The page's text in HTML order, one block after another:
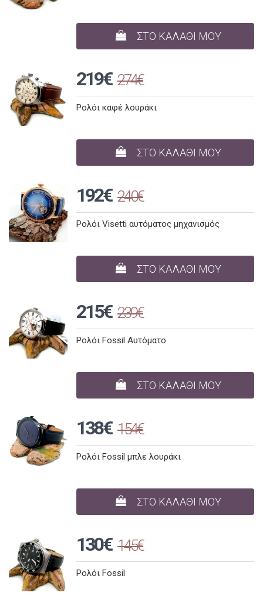
ΣΤΟ ΚΑΛΑΘΙ ΜΟΥ
219€ 274€
Ρολόι καφέ λουράκι
ΣΤΟ ΚΑΛΑΘΙ ΜΟΥ
192€ 240€
Ρολόι Visetti αυτόματος μηχανισμός
ΣΤΟ ΚΑΛΑΘΙ ΜΟΥ
215€ 239€
Ρολόι Fossil Αυτόματο
ΣΤΟ ΚΑΛΑΘΙ ΜΟΥ
138€ 154€
Ρολόι Fossil μπλε λουράκι
ΣΤΟ ΚΑΛΑΘΙ ΜΟΥ
130€ 145€
Ρολόι Fossil